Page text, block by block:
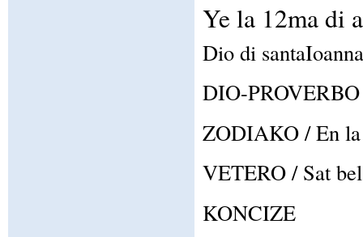
Ye la 12ma di
Dio di
DIO-
ZODIAKO / En la
VETERO / Sat
KONCIZE